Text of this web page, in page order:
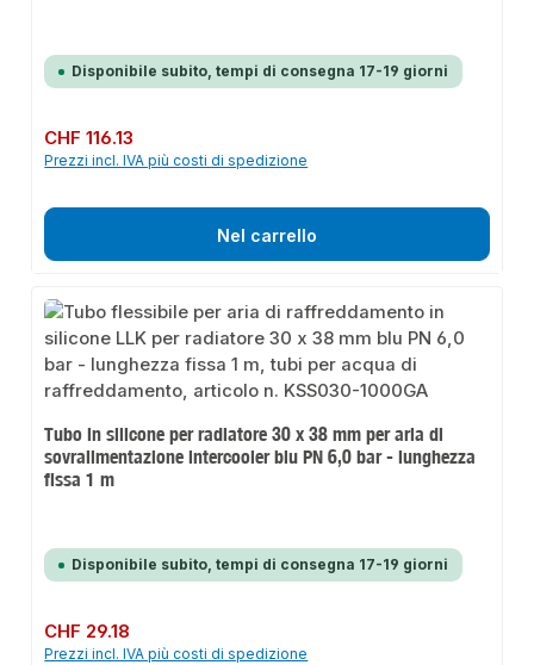
Disponibile subito, tempi di consegna 17-19 giorni
Prezzo normale:
CHF 116.13
Prezzi incl. IVA più costi di spedizione
Nel carrello
Tubo in silicone per radiatore 30 x 38 mm per aria di
sovralimentazione intercooler blu PN 6,0 bar - lunghezza
fissa 1 m
Disponibile subito, tempi di consegna 17-19 giorni
Prezzo normale:
CHF 29.18
Prezzi incl. IVA più costi di spedizione